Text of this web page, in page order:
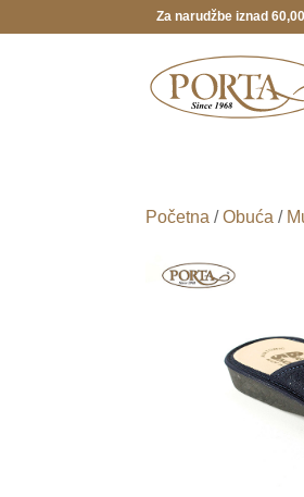
Za narudžbe iznad
Početna /Obuća /